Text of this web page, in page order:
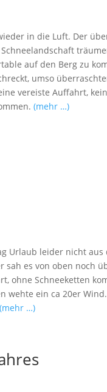
in die Luft. Der
auf den Berg zu
umso
vereiste Auffahrt,
(mehr …)
Urlaub leider nicht
es von oben noch
ohne Schneeketten
wehte ein ca 20er
(mehr …)